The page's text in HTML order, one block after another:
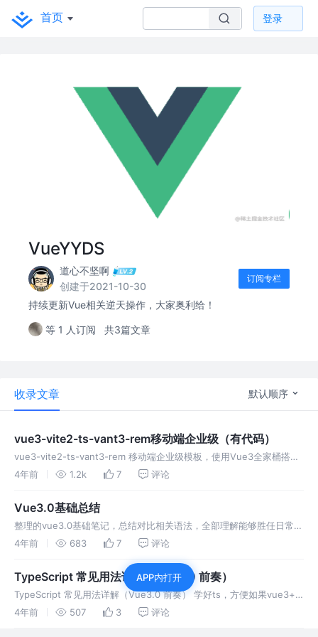
首页 登录
VueYYDS
道心不坚啊
创建于2021-10-30
订阅专栏
持续更新Vue相关逆天操作，大家奥利给！
等 1 人订阅 共3篇文章
收录文章 默认顺序
vue3-vite2-ts-vant3-rem移动端企业级（有代码）
vue3-vite2-ts-vant3-rem 移动端企业级模板，使用Vue3全家桶搭配
typescript，以及语法糖<script setup>，vite2打包编译，vant3UI 组
4年前 1.2k 7 评论
Vue3.0基础总结
整理的vue3.0基础笔记，总结对比相关语法，全部理解能够胜任日常
vue3的开发。包括： Vue2.x 的不足 Vue3 常用 API Demo：todoList
4年前 683 7 评论
TypeScript 常见用法详解（Vue3.0 前奏）
TypeScript 常见用法详解（Vue3.0 前奏） 学好ts，方便如果vue3+ts
开发，大家奥利给！
4年前 507 3 评论
APP内打开